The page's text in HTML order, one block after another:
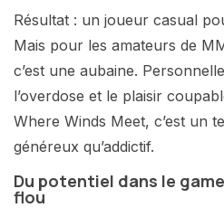
Résultat : un joueur casual
Mais pour les amateurs de
c’est une aubaine.
l’overdose et le plaisir
Where Winds Meet, c’est un
généreux qu’addictif.
Du potentiel dans le
flou